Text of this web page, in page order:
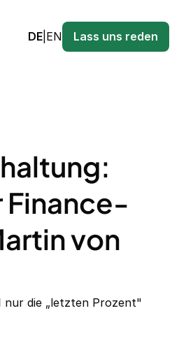
DE EN Lass uns reden
von
nur die „letzten Prozent"